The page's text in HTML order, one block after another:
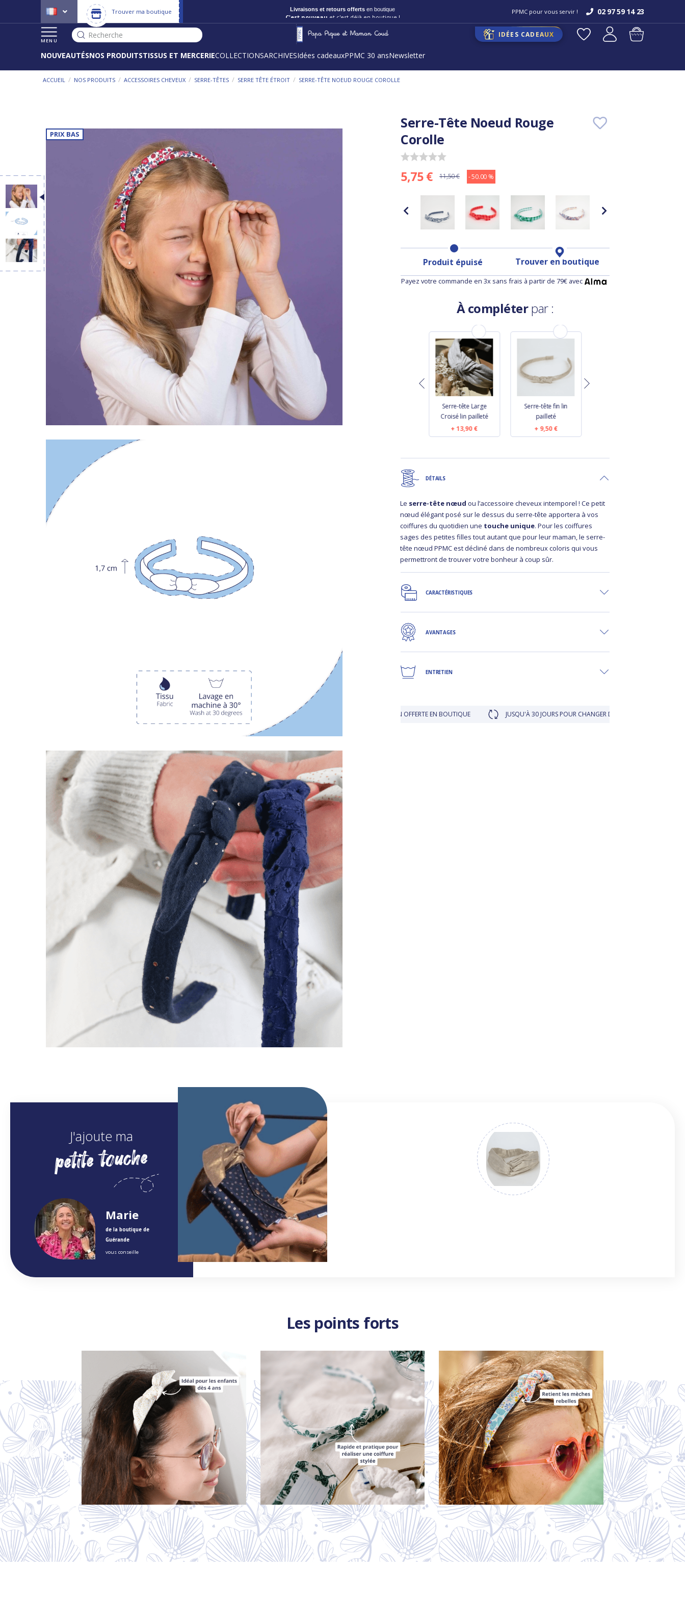
Trouver ma boutique
C'est nouveau et c'est déjà en boutique !
PPMC pour vous servir ! 02 97 59 14 23
MENU
Recherche IDÉES CADEAUX
NOUVEAUTÉSNOS PRODUITSTISSUS ET MERCERIECOLLECTIONSARCHIVESIdées cadeauxPPMC 30 ansNewsletter
ACCUEIL / NOS PRODUITS / ACCESSOIRES CHEVEUX / SERRE-TÊTES / SERRE TÊTE ÉTROIT / SERRE-TÊTE NOEUD ROUGE COROLLE
PRIX BAS
Serre-Tête Noeud Rouge
Corolle
5,75 € 11,50 € - 50.00 %
Produit épuisé Trouver en boutique
Payez votre commande en 3x sans frais à partir de 79€ avec
À compléterpar :
Serre-tête Large
Croisé noir
Serre-tête Large
Croisé lin pailleté
13,90 €
Serre-tête fin lin
pailleté
9,50 €
DÉTAILS
Le serre-tête nœud ou l’accessoire cheveux intemporel ! Ce petit
nœud élégant posé sur le dessus du serre-tête apportera à vos
coiffures du quotidien une touche unique. Pour les coiffures
sages des petites filles tout autant que pour leur maman, le serre-
tête nœud PPMC est décliné dans de nombreux coloris qui vous
permettront de trouver votre bonheur à coup sûr.
CARACTÉRISTIQUES
AVANTAGES
ENTRETIEN
LIVRAISON OFFERTE EN BOUTIQUE JUSQU'À 30 JOURS POUR CHANGER D'AVIS
J'ajoute ma
petite touche
Marie
de la boutique de
Guérande
vous conseille
Les points forts